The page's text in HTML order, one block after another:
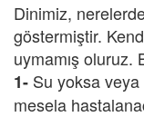
Dinimiz,
göstermiştir.
uymamış oluruz.
1- Su yoksa veya
mesela